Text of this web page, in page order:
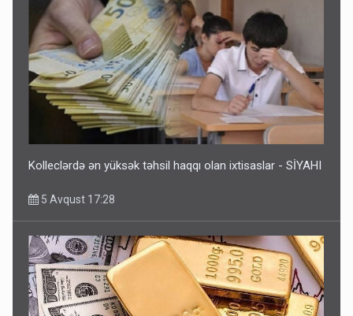
Kolleclərdə ən yüksək təhsil haqqı olan ixtisaslar - SİYAHI
5 Avqust 17:28